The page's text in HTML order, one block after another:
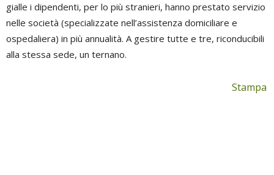
gialle i dipendenti, per lo più stranieri, hanno prestato servizio
nelle società (specializzate nell’assistenza domiciliare e
ospedaliera) in più annualità. A gestire tutte e tre, riconducibili
alla stessa sede, un ternano.
Stampa